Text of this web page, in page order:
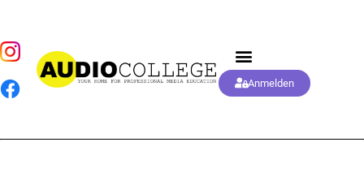
Anmelden